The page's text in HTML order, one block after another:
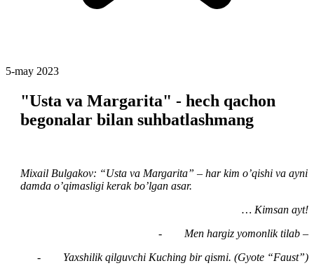
5-may 2023
"Usta va Margarita" - hech qachon
begonalar bilan suhbatlashmang
Mixail Bulgakov: “Usta va Margarita” – har kim o’qishi va ayni
damda o’qimasligi kerak bo’lgan asar.
… Kimsan ayt!
- Men hargiz yomonlik tilab –
- Yaxshilik qilguvchi Kuching bir qismi. (Gyote “Faust”)